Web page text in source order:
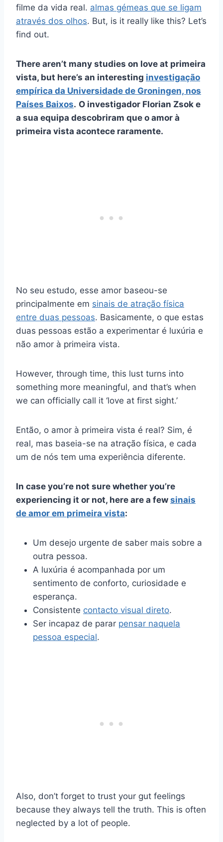
filme da vida real. almas gémeas que se ligam
através dos olhos. But, is it really like this? Let’s
find out.
There aren’t many studies on love at primeira
vista, but here’s an interesting investigação
empírica da Universidade de Groningen, nos
Países Baixos. O investigador Florian Zsok e
a sua equipa descobriram que o amor à
primeira vista acontece raramente.
No seu estudo, esse amor baseou-se
principalmente em sinais de atração física
entre duas pessoas. Basicamente, o que estas
duas pessoas estão a experimentar é luxúria e
não amor à primeira vista.
However, through time, this lust turns into
something more meaningful, and that’s when
we can officially call it ‘love at first sight.’
Então, o amor à primeira vista é real? Sim, é
real, mas baseia-se na atração física, e cada
um de nós tem uma experiência diferente.
In case you’re not sure whether you’re
experiencing it or not, here are a few sinais
de amor em primeira vista:
Um desejo urgente de saber mais sobre a
outra pessoa.
A luxúria é acompanhada por um
sentimento de conforto, curiosidade e
esperança.
Consistente contacto visual direto.
Ser incapaz de parar pensar naquela
pessoa especial.
Also, don’t forget to trust your gut feelings
because they always tell the truth. This is often
neglected by a lot of people.